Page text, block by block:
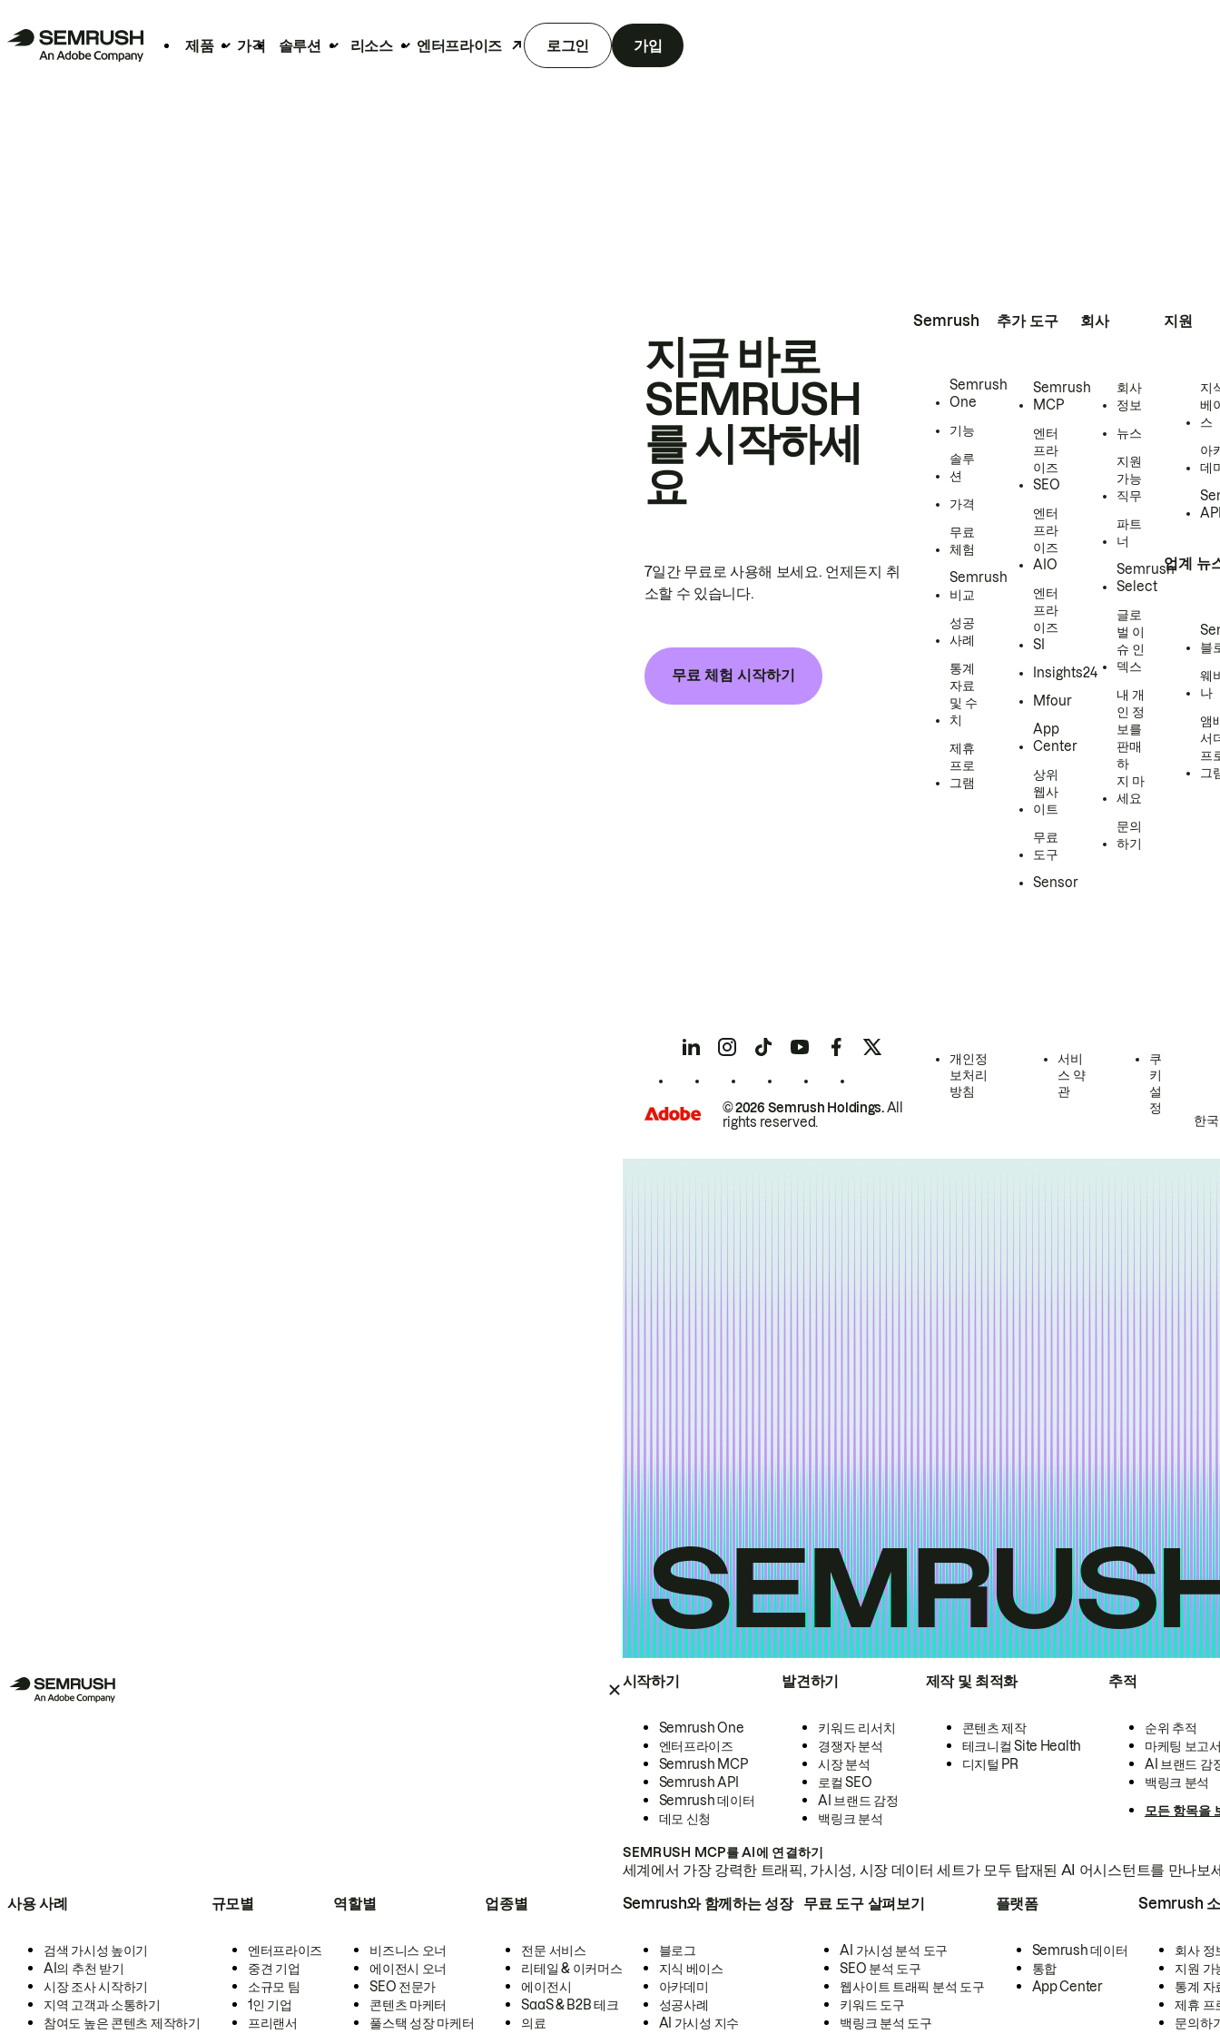
제품 가격 솔루션 리소스 엔터프라이즈 로그인 가입
시작하기
Semrush One
엔터프라이즈
Semrush MCP
Semrush API
Semrush 데이터
데모 신청
발견하기
키워드 리서치
경쟁자 분석
시장 분석
로컬 SEO
AI 브랜드 감정
백링크 분석
제작 및 최적화
콘텐츠 제작
테크니컬 Site Health
디지털 PR
추적
순위 추적
마케팅 보고
AI 브랜드 감
백링크 분석
모든 항목을
SEMRUSH MCP를 AI에 연결하기
세계에서 가장 강력한 트래픽, 가시성, 시장 데이터 세트가 모두 탑재된 AI 어시스턴트를 만나보
사용 사례
검색 가시성 높이기
AI의 추천 받기
시장 조사 시작하기
지역 고객과 소통하기
참여도 높은 콘텐츠 제작하기
규모별
엔터프라이즈
중견 기업
소규모 팀
1인 기업
프리랜서
역할별
비즈니스 오너
에이전시 오너
SEO 전문가
콘텐츠 마케터
풀스택 성장 마케터
업종별
전문 서비스
리테일 & 이커머스
에이전시
SaaS & B2B 테크
의료
Semrush와 함께하는 성장
블로그
지식 베이스
아카데미
성공사례
AI 가시성 지수
무료 도구 살펴보기
AI 가시성 분석 도구
SEO 분석 도구
웹사이트 트래픽 분석 도구
키워드 도구
백링크 분석 도구
플랫폼
Semrush 데이터
통합
App Center
Semrush
회사 정
지원 가
통계 자
제휴 프
문의하
지금 바로
SEMRUSH
를 시작하세
요
7일간 무료로 사용해 보세요. 언제든지 취
소할 수 있습니다.
무료 체험 시작하기
Semrush
Semrush
One
기능
솔루
션
가격
무료
체험
Semrush
비교
성공
사례
통계
자료
및 수
치
제휴
프로
그램
추가 도구
Semrush
MCP
엔터
프라
이즈
SEO
엔터
프라
이즈
AIO
엔터
프라
이즈
SI
Insights24
Mfour
App
Center
상위
웹사
이트
무료
도구
Sensor
회사
회사
정보
뉴스
지원
가능
직무
파트
너
Semrush
Select
글로
벌 이
슈 인
덱스
내 개
인 정
보를
판매
하
지 마
세요
문의
하기
지원
지
베
스
아
데
업계 뉴
블
웨
나
앰
서
프
그
© 2026 Semrush Holdings.All
rights reserved.
개인정
보처리
방침
서비
스 약
관
쿠
키
설
정
한